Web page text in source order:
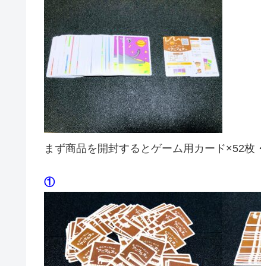
まず商品を開封するとゲーム用カード×52枚
①